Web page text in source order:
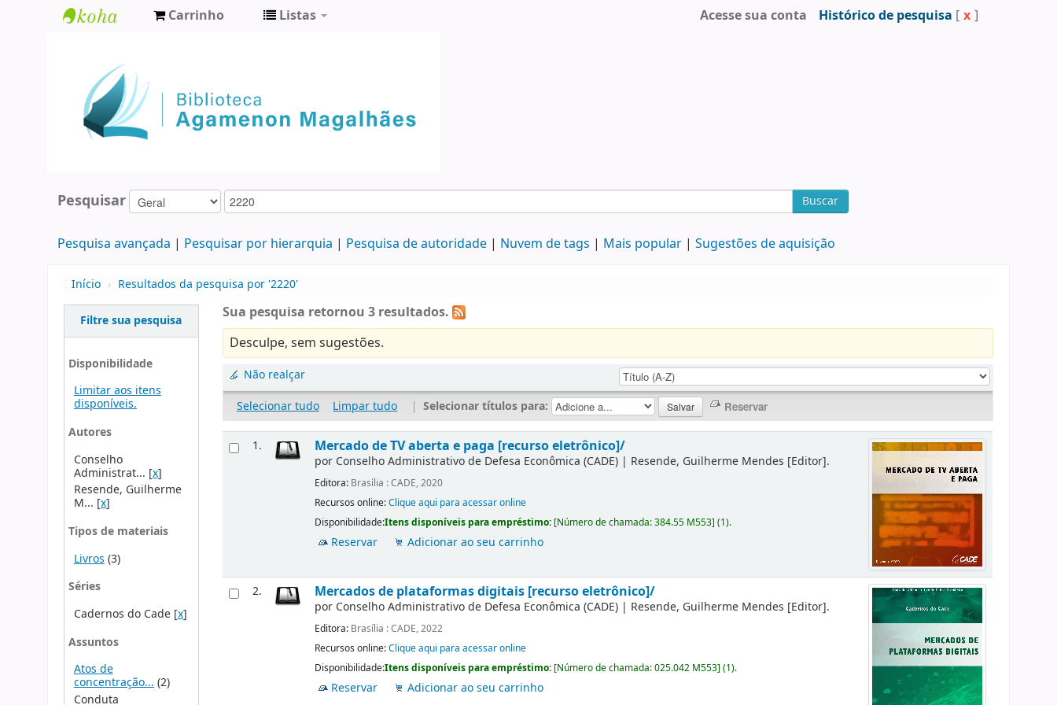
Agamenon
Magalhães
Carrinho Listas Acesse sua conta Histórico de pesquisa [ x ]
Pesquisar Buscar
Pesquisa avançada Pesquisar por hierarquia Pesquisa de autoridade Nuvem de tags Mais popular Sugestões de aquisição
Início › Resultados da pesquisa por '2220'
Filtre sua pesquisa
Disponibilidade
Limitar aos itens
disponíveis.
Autores
Conselho
Administrat... [x]
Resende, Guilherme
M... [x]
Tipos de materiais
Livros (3)
Séries
Cadernos do Cade[x]
Assuntos
Atos de
concentração...(2)
Conduta
Sua pesquisa retornou 3 resultados.
Desculpe, sem sugestões.
Não realçar
Selecionar tudo
Limpar tudo | Selecionar títulos para:
1. Mercado de TV aberta e paga [recurso eletrônico]/
por Conselho Administrativo de Defesa Econômica (CADE) | Resende, Guilherme Mendes [Editor].
Editora: Brasília : CADE, 2020
Recursos online:Clique aqui para acessar online
Disponibilidade:Itens disponíveis para empréstimo: [Número de chamada:384.55 M553](1).
Reservar Adicionar ao seu carrinho
2. Mercados de plataformas digitais [recurso eletrônico]/
por Conselho Administrativo de Defesa Econômica (CADE) | Resende, Guilherme Mendes [Editor].
Editora: Brasília : CADE, 2022
Recursos online:Clique aqui para acessar online
Disponibilidade:Itens disponíveis para empréstimo: [Número de chamada:025.042 M553](1).
Reservar Adicionar ao seu carrinho